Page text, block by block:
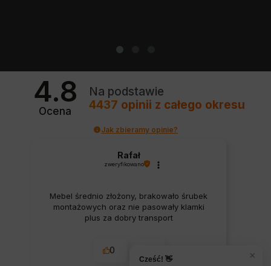
×
Cześć! 👋
4.8
Ocena
Na podstawie
4437 opinii z całego okresu
Jak zbieramy opinie?
Rafał
zweryfikowano
Mebel średnio złożony, brakowało śrubek
montażowych oraz nie pasowały klamki
plus za dobry transport
0